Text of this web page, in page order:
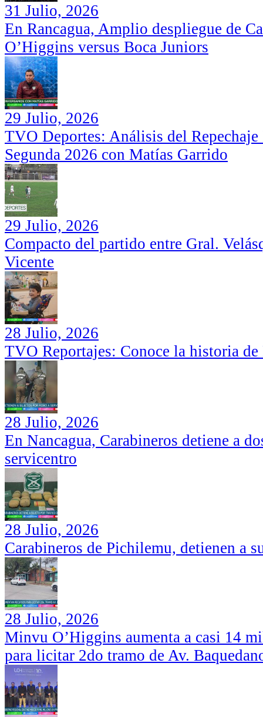
31 Julio, 2026
En Rancagua, Amplio despliegue de
O’Higgins versus Boca Juniors
29 Julio, 2026
TVO Deportes: Análisis del
Segunda 2026 con Matías Garrido
29 Julio, 2026
Compacto del partido entre Gral.
Vicente
28 Julio, 2026
TVO Reportajes: Conoce la historia
28 Julio, 2026
En Nancagua, Carabineros detiene a
servicentro
28 Julio, 2026
Carabineros de Pichilemu, detienen a
28 Julio, 2026
Minvu O’Higgins aumenta a casi 14
para licitar 2do tramo de Av.